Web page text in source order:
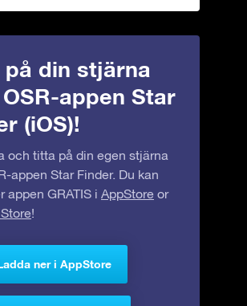
din stjärna
appen Star
(iOS)!
och titta på din egen stjärna
appen Star Finder. Du kan
appen GRATIS i AppStore or
!
ner i AppStore